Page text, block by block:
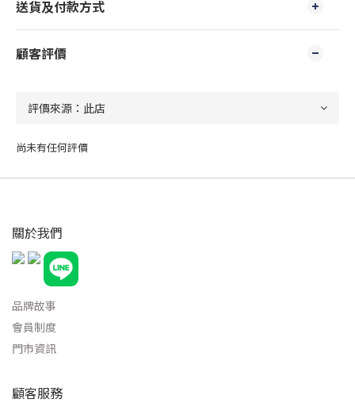
送貨及付款方式
顧客評價
尚未有任何評價
關於我們
品牌故事
會員制度
門市資訊
顧客服務